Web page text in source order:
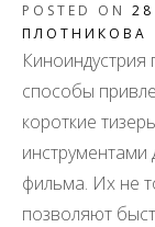
POSTED ON
ПЛОТНИКОВА
способы
короткие
инструментами
фильма. Их не
позволяют